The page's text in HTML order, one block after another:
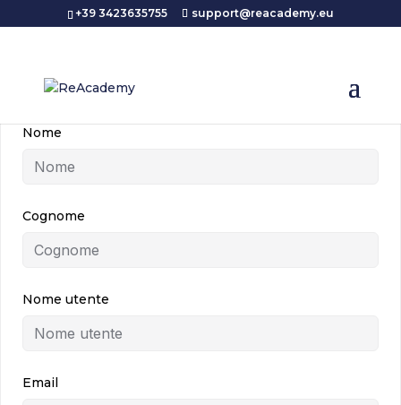
+39 3423635755 support@reacademy.eu
Nome
Cognome
Nome utente
Email